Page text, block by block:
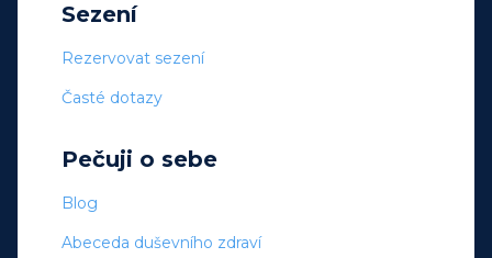
Sezení
Rezervovat sezení
Časté dotazy
Pečuji o sebe
Blog
Abeceda duševního zdraví